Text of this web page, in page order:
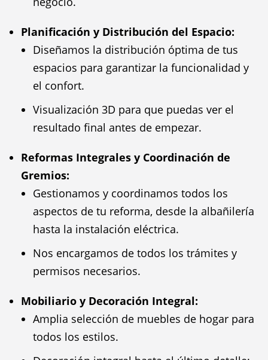
Planificación y Distribución del Espacio:
Diseñamos la distribución óptima de tus
espacios para garantizar la funcionalidad y
el confort.
Visualización 3D para que puedas ver el
resultado final antes de empezar.
Reformas Integrales y Coordinación de
Gremios:
Gestionamos y coordinamos todos los
aspectos de tu reforma, desde la albañilería
hasta la instalación eléctrica.
Nos encargamos de todos los trámites y
permisos necesarios.
Mobiliario y Decoración Integral:
Amplia selección de muebles de hogar para
todos los estilos.